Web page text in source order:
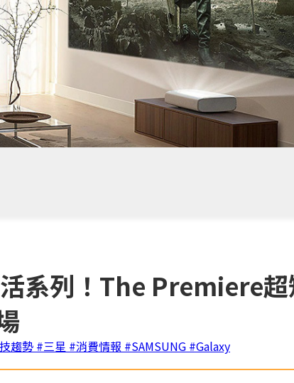
系列！The Premiere超
趨勢 #三星 #消費情報 #SAMSUNG #Galaxy